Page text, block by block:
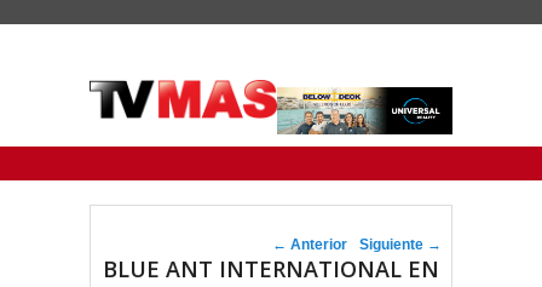
Navegador de artículos
← Anterior Siguiente →
BLUE ANT INTERNATIONAL EN